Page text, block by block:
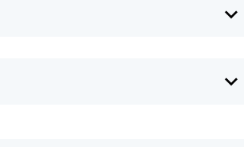
expand_more
expand_more